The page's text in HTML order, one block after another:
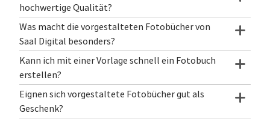
hochwertige Qualität?
Was macht die vorgestalteten Fotobücher von
Saal Digital besonders?
Kann ich mit einer Vorlage schnell ein Fotobuch
erstellen?
Eignen sich vorgestaltete Fotobücher gut als
Geschenk?